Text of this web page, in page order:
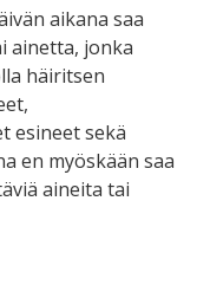
aikana saa
ainetta, jonka
häiritsen
esineet sekä
en myöskään saa
aineita tai